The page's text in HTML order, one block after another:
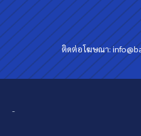
ติดต่อโฆษณา:
-